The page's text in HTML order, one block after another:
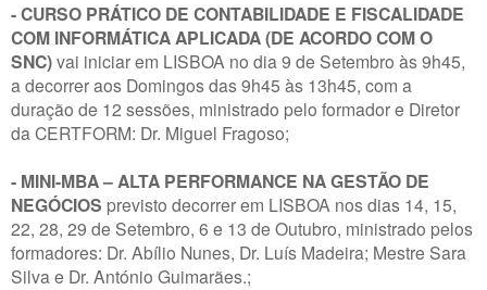
- CURSO PRÁTICO DE CONTABILIDADE E FISCALIDADE
COM INFORMÁTICA APLICADA (DE ACORDO COM O
SNC)vai iniciar em LISBOA no dia 9 de Setembro às 9h45,
a decorrer aos Domingos das 9h45 às 13h45, com a
duração de 12 sessões, ministrado pelo formador e Diretor
da CERTFORM: Dr. Miguel Fragoso;
- MINI-MBA – ALTA PERFORMANCE NA GESTÃO DE
NEGÓCIOS previsto decorrer em LISBOA nos dias 14, 15,
22, 28, 29 de Setembro, 6 e 13 de Outubro, ministrado pelos
formadores: Dr. Abílio Nunes, Dr. Luís Madeira; Mestre Sara
Silva e Dr. António Guimarães.;